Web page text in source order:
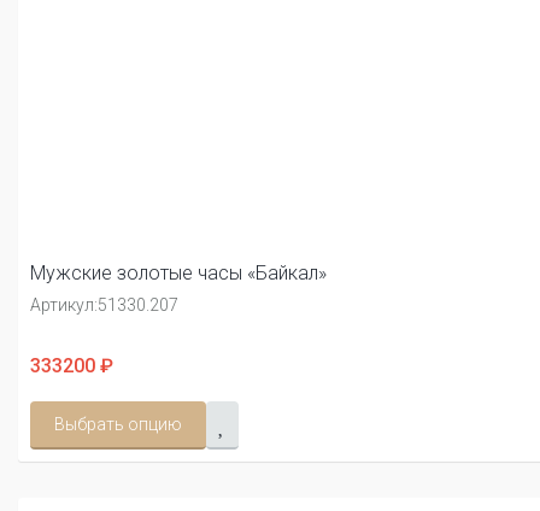
Мужские золотые часы «Байкал»
Артикул:51330.207
333200 ₽
Выбрать опцию